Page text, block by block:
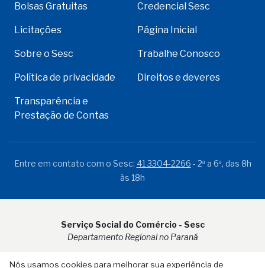
Nós usamos cookies para melhorar sua experiência de
Bolsas Gratuitas Credencial Sesc
Licitações Página Inicial
Sobre o Sesc Trabalhe Conosco
Política de privacidade Direitos e deveres
Transparência e
Prestação de Contas
Entre em contato com o Sesc: 41 3304-2266 - 2ª a 6ª, das 8h
às 18h
Serviço Social do Comércio - Sesc
Departamento Regional no Paraná
Rua Visconde do Rio Branco, 931 - CEP 80.410-001 - Curitiba -